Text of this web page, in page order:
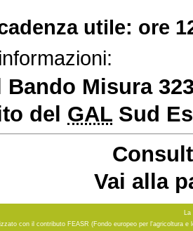
utile: ore
Misura
del GAL Sud
Vai alla
La
con il contributo FEASR (Fondo europeo per l'agricoltura